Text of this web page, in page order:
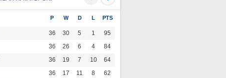
P W D L PTS
36 30 5 1
95
36 26 6 4
84
36 19 7 10
64
36 17 11 8
62